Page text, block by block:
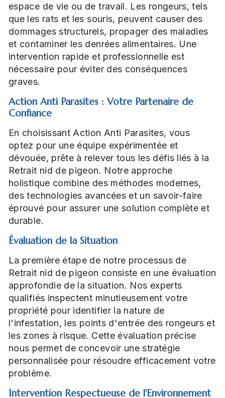
espace de vie ou de travail. Les rongeurs, tels
que les rats et les souris, peuvent causer des
dommages structurels, propager des maladies
et contaminer les denrées alimentaires. Une
intervention rapide et professionnelle est
nécessaire pour éviter des conséquences
graves.
Action Anti Parasites : Votre Partenaire de
Confiance
En choisissant Action Anti Parasites, vous
optez pour une équipe expérimentée et
dévouée, prête à relever tous les défis liés à la
Retrait nid de pigeon. Notre approche
holistique combine des méthodes modernes,
des technologies avancées et un savoir-faire
éprouvé pour assurer une solution complète et
durable.
Évaluation de la Situation
La première étape de notre processus de
Retrait nid de pigeon consiste en une évaluation
approfondie de la situation. Nos experts
qualifiés inspectent minutieusement votre
propriété pour identifier la nature de
l'infestation, les points d'entrée des rongeurs et
les zones à risque. Cette évaluation précise
nous permet de concevoir une stratégie
personnalisée pour résoudre efficacement votre
problème.
Intervention Respectueuse de l'Environnement